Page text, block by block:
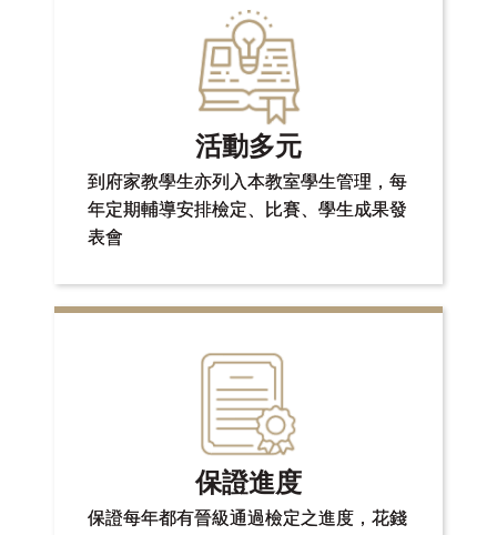
活動多元
到府家教學生亦列入本教室學生管理，每
年定期輔導安排檢定、比賽、學生成果發
表會
保證進度
保證每年都有晉級通過檢定之進度，花錢